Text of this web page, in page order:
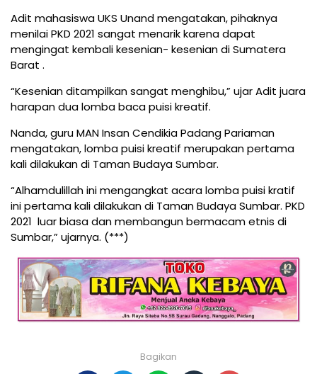
Adit mahasiswa UKS Unand mengatakan, pihaknya
menilai PKD 2021 sangat menarik karena dapat
mengingat kembali kesenian- kesenian di Sumatera
Barat .
“Kesenian ditampilkan sangat menghibu,” ujar Adit juara
harapan dua lomba baca puisi kreatif.
Nanda, guru MAN Insan Cendikia Padang Pariaman
mengatakan, lomba puisi kreatif merupakan pertama
kali dilakukan di Taman Budaya Sumbar.
“Alhamdulillah ini mengangkat acara lomba puisi kratif
ini pertama kali dilakukan di Taman Budaya Sumbar. PKD
2021 luar biasa dan membangun bermacam etnis di
Sumbar,” ujarnya. (***)
Bagikan